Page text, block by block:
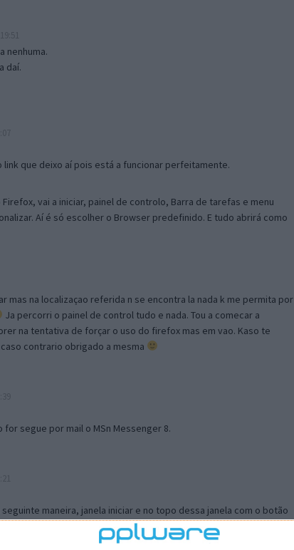
nenhuma.
daí.
que deixo aí pois está a funcionar perfeitamente.
vai a iniciar, painel de controlo, Barra de tarefas e menu
Aí é só escolher o Browser predefinido. E tudo abrirá como
mas na localizaçao referida n se encontra la nada k me permita por
Ja percorri o painel de control tudo e nada. Tou a comecar a
na tentativa de forçar o uso do firefox mas em vao. Kaso te
contrario obrigado a mesma
for segue por mail o MSn Messenger 8.
maneira, janela iniciar e no topo dessa janela com o botão
separador Menu ‘Iniciar’ clica no botão ‘Personalizar’ aí
escolheres o Browser com que queres navegar e o gestor de